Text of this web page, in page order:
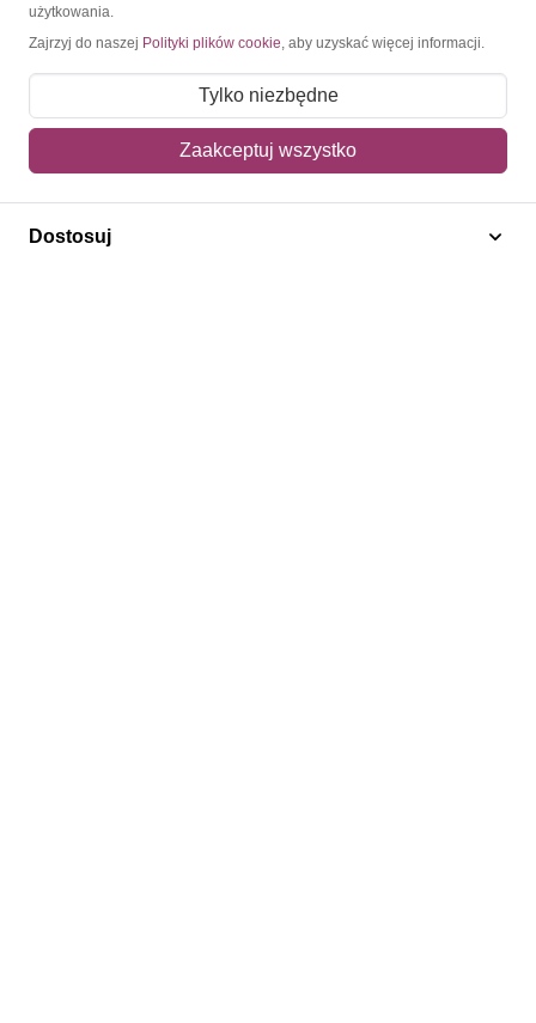
Kontakt
Obsługa klienta
Metody dostawy
Sposoby płatności
użytkowania.
Zajrzyj do naszej Polityki plików cookie, aby uzyskać więcej informacji.
Tylko niezbędne
Zaakceptuj wszystko
Dostosuj